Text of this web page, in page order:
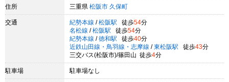
住所 三重県 松阪市 久保町
交通 紀勢本線 / 松阪駅 徒歩54分
名松線 / 松阪駅 徒歩54分
紀勢本線 / 徳和駅 徒歩40分
近鉄山田線・鳥羽線・志摩線 / 東松阪駅 徒歩43分
三交バス(松阪市)/篠田山 徒歩4分
駐車場 駐車場なし